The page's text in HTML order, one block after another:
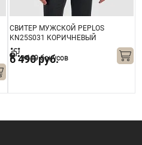
СВИТЕР МУЖСКОЙ PEPLOS
KN25S031 КОРИЧНЕВЫЙ
6 490 руб.
+649 бонусов